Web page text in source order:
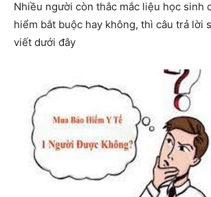
Nhiều người còn thắc mắc liệu học sinh
hiểm bắt buộc hay không, thì câu trả lời
viết dưới đây